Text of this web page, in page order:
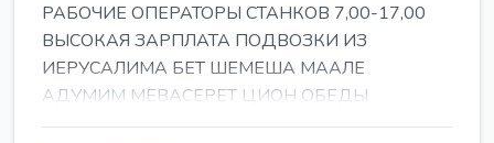
РАБОЧИЕ ОПЕРАТОРЫ СТАНКОВ 7,00-17,00
ВЫСОКАЯ ЗАРПЛАТА ПОДВОЗКИ ИЗ
ИЕРУСАЛИМА БЕТ ШЕМЕША МААЛЕ
АДУМИМ МЕВАСЕРЕТ ЦИОН ОБЕДЫ
ПОДАРКИ КОРПОРАТИВЫ ИНГА